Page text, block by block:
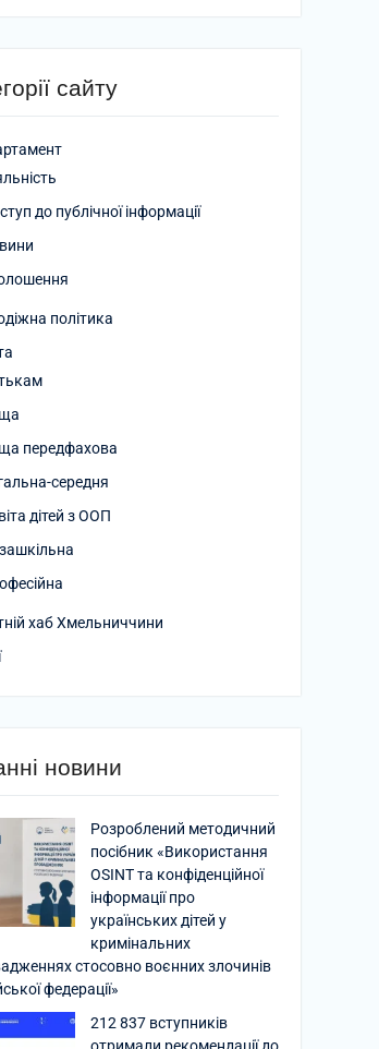
сайту
до публічної інформації
політика
передфахова
середня
дітей з ООП
хаб Хмельниччини
новини
Розроблений методичний
посібник «Використання
OSINT та конфіденційної
інформації про
українських дітей у
кримінальних
стосовно воєнних злочинів
федерації»
212 837 вступників